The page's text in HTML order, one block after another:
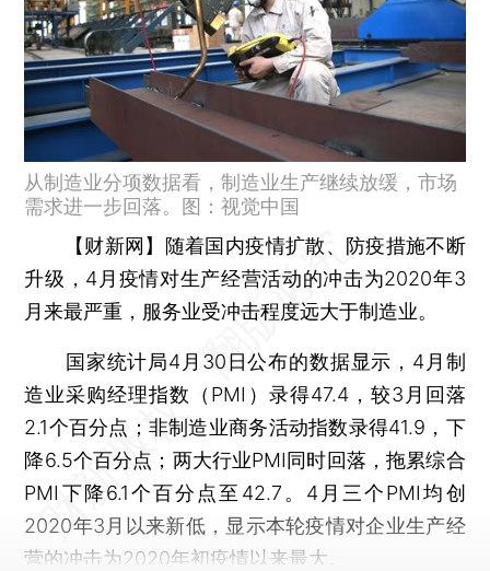
从制造业分项数据看，制造业生产继续放缓，市场
需求进一步回落。图：视觉中国
【财新网】 随着国内疫情扩散、防疫措施不断
升级，4月疫情对生产经营活动的冲击为2020年3
月来最严重，服务业受冲击程度远大于制造业。
国家统计局4月30日公布的数据显示，4月制
造业采购经理指数（PMI）录得47.4，较3月回落
2.1个百分点；非制造业商务活动指数录得41.9，下
降6.5个百分点；两大行业PMI同时回落，拖累综合
PMI下降6.1个百分点至42.7。4月三个PMI均创
2020年3月以来新低，显示本轮疫情对企业生产经
营的冲击为2020年初疫情以来最大。